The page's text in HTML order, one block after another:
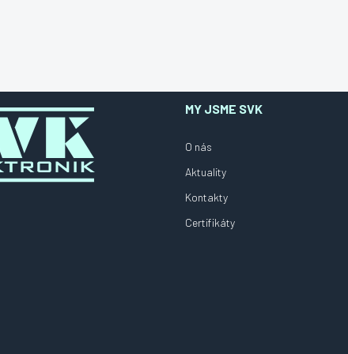
MY JSME SVK
O nás
Aktuality
Kontakty
Certifikáty